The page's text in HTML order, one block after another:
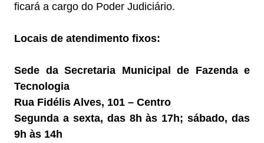
ficará a cargo do Poder Judiciário.
Locais de atendimento fixos:
Sede da Secretaria Municipal de Fazenda e
Tecnologia
Rua Fidélis Alves, 101 – Centro
Segunda a sexta, das 8h às 17h; sábado, das
9h às 14h